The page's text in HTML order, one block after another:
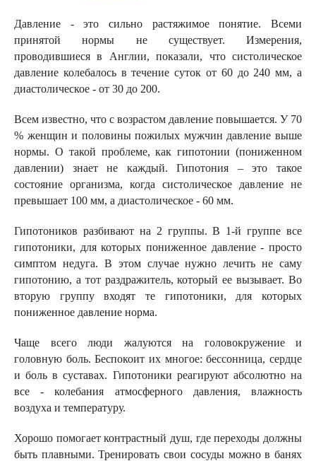
Давление - это сильно растяжимое понятие. Всеми
принятой нормы не существует. Измерения,
проводившиеся в Англии, показали, что систолическое
давление колебалось в течение суток от 60 до 240 мм, а
диастолическое - от 30 до 200.
Всем известно, что с возрастом давление повышается. У 70
% женщин и половины пожилых мужчин давление выше
нормы. О такой проблеме, как гипотонии (пониженном
давлении) знает не каждый. Гипотония – это такое
состояние организма, когда систолическое давление не
превышает 100 мм, а диастолическое - 60 мм.
Гипотоников разбивают на 2 группы. В 1-й группе все
гипотоники, для которых пониженное давление - просто
симптом недуга. В этом случае нужно лечить не саму
гипотонию, а тот раздражитель, который ее вызывает. Во
вторую группу входят те гипотоники, для которых
пониженное давление норма.
Чаще всего люди жалуются на головокружение и
головную боль. Беспокоит их многое: бессонница, сердце
и боль в суставах. Гипотоники реагируют абсолютно на
все - колебания атмосферного давления, влажность
воздуха и температуру.
Хорошо помогает контрастный душ, где переходы должны
быть плавными. Тренировать свои сосуды можно в банях